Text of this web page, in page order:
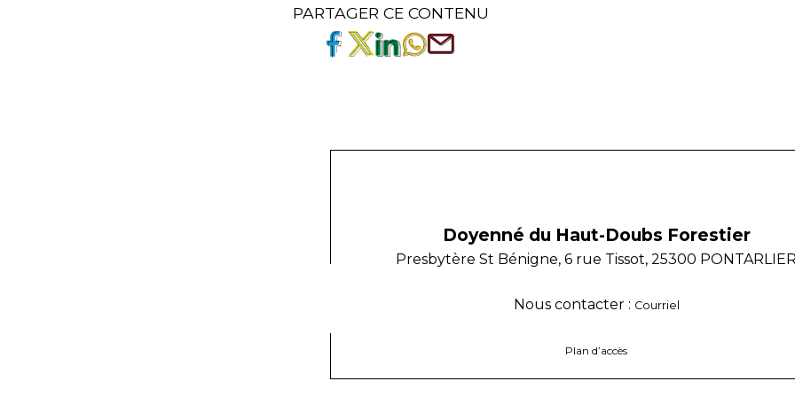
PARTAGER CE CONTENU
Doyenné du Haut-Doubs Forestier
Presbytère St Bénigne, 6 rue Tissot, 25300
Nous contacter : Courriel
Plan d’accès